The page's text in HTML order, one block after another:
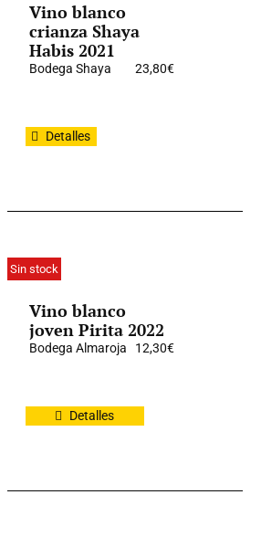
Vino blanco
crianza Shaya
Habis 2021
Bodega Shaya 23,80€
Detalles
Sin stock
Vino blanco
joven Pirita 2022
Bodega Almaroja 12,30€
Detalles